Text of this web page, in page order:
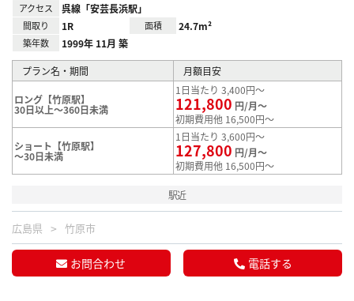
アクセス 呉線「安芸長浜駅」
間取り 1R 面積 24.7m²
築年数 1999年 11月 築
プラン名・期間 月額目安
ロング【竹原駅】
30日以上～360日未満
1日当たり 3,400円～
121,800 円/月～
初期費用他 16,500円～
ショート【竹原駅】
～30日未満
1日当たり 3,600円～
127,800 円/月～
初期費用他 16,500円～
駅近
広島県 竹原市
お問合わせ 電話する